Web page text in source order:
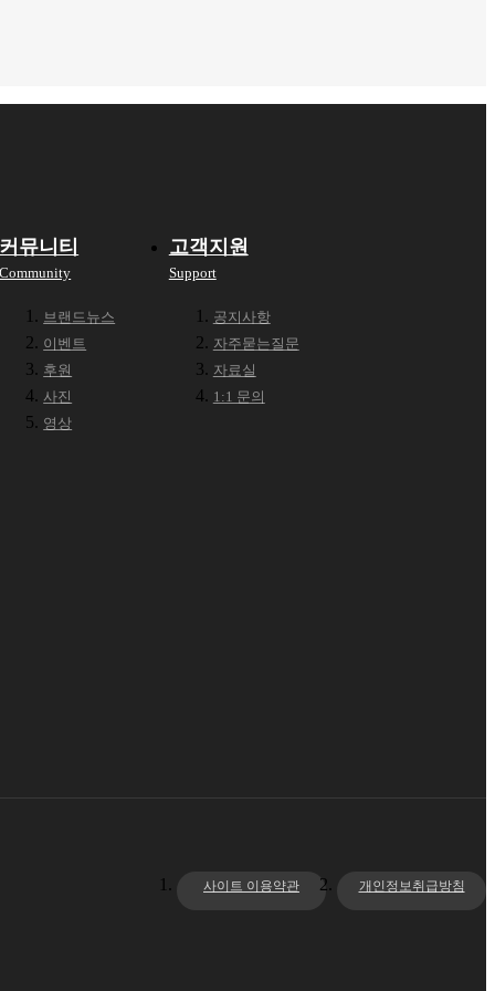
커뮤니티
Community
브랜드뉴스
이벤트
후원
사진
영상
고객지원
Support
공지사항
자주묻는질문
자료실
1:1 문의
사이트 이용약관 개인정보취급방침